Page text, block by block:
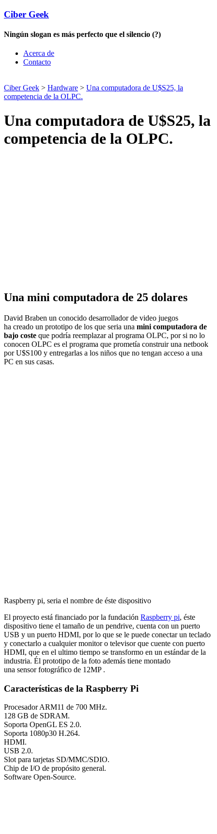
Ciber Geek
Ningún slogan es más perfecto que el silencio (?)
Acerca de
Contacto
Ciber Geek > Hardware > Una computadora de U$S25, la
competencia de la OLPC.
Una computadora de U$S25, la
competencia de la OLPC.
Una mini computadora de 25 dolares
David Braben un conocido desarrollador de video juegos
ha creado un prototipo de los que seria una mini computadora de
bajo coste que podría reemplazar al programa OLPC, por si no lo
conocen OLPC es el programa que prometía construir una netbook
por U$S100 y entregarlas a los niños que no tengan acceso a una
PC en sus casas.
Raspberry pi, seria el nombre de éste dispositivo
El proyecto está financiado por la fundación Raspberry pi, éste
dispositivo tiene el tamaño de un pendrive, cuenta con un puerto
USB y un puerto HDMI, por lo que se le puede conectar un teclado
y conectarlo a cualquier monitor o televisor que cuente con puerto
HDMI, que en el ultimo tiempo se transformo en un estándar de la
industria. Él prototipo de la foto además tiene montado
una sensor fotográfico de 12MP .
Características de la Raspberry Pi
Procesador ARM11 de 700 MHz.
128 GB de SDRAM.
Soporta OpenGL ES 2.0.
Soporta 1080p30 H.264.
HDMI.
USB 2.0.
Slot para tarjetas SD/MMC/SDIO.
Chip de I/O de propósito general.
Software Open-Source.